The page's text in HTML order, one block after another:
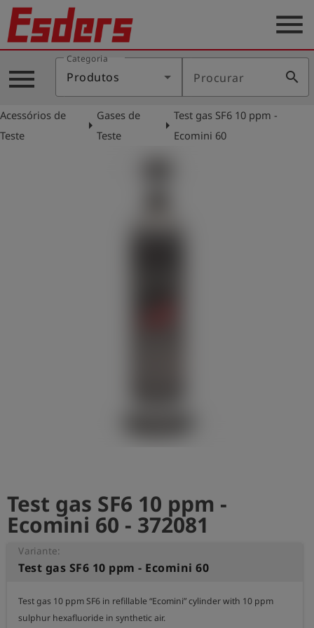
Produtos
account_circle
menu
menu
Categoria
Produtos Procurar search
Acessórios de
Teste
arrow_right
Gases de
Teste
arrow_right
Test gas SF6 10 ppm -
Ecomini 60
Test gas SF6 10 ppm -
Ecomini 60 - 372081
Variante:
Test gas SF6 10 ppm - Ecomini 60
Test gas 10 ppm SF6 in refillable “Ecomini” cylinder with 10 ppm
sulphur hexafluoride in synthetic air.